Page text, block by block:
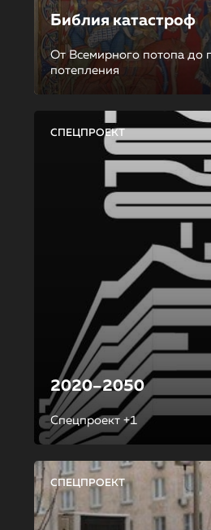
Библия катастроф
От Всемирного потопа до
потепления
СПЕЦПРОЕКТ
2020–2050
Спецпроект +1
СПЕЦПРОЕКТ